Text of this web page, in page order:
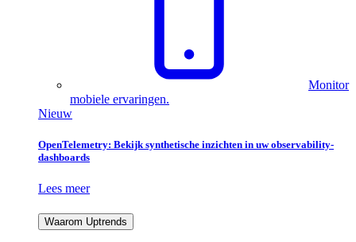
Monitor
mobiele ervaringen.
Nieuw
OpenTelemetry: Bekijk synthetische inzichten in uw observability-
dashboards
Lees meer
Waarom Uptrends